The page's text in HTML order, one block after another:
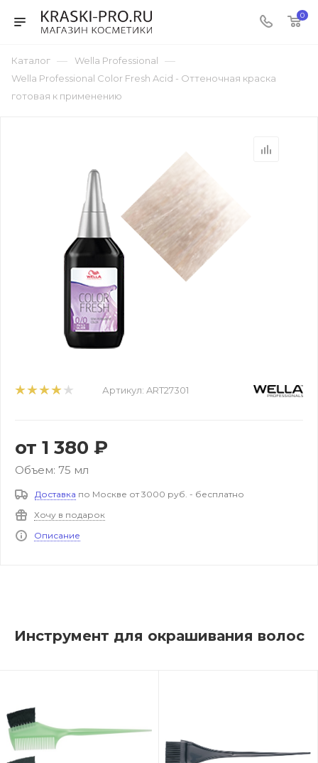
0
Каталог — Wella Professional —
Wella Professional Color Fresh Acid - Оттеночная краска
готовая к применению
Артикул: ART27301
от 1 380 ₽
Объем: 75 мл
Доставка по Москве от 3000 руб. - бесплатно
Хочу в подарок
Описание
Инструмент для окрашивания волос